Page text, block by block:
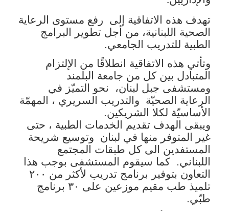
تهدف هذه الاتفاقية إلى رفع مستوى الرعاية
الصحية اللبنانية، من أجل تطوير البرامج
الطبية للتدريب الجامعي.
وتأتي هذه الاتفاقية انطلاقًا من الإلتزام
المتبادل بين كل من جامعة البلمند
ومستشفى جبل لبنان،
نحو التميّز في
الرعاية الصحيّة والتدريب السريري ، المهمّة
الأساسيّة لكلا الشريكين.
ويبقى الهدف تقديم الخدمات الطبية ، حتى
غير المتوفر منها في لبنان وتوسيع شريحة
المستفدين الى كل طبقات المجتمع
اللبناني. كما سيقوم المستشفى بوجب هذا
التعاون بتوفير برنامج تدريب لأكثر من ٢٠٠
تلميذ طب مقيم موزعين على ٣٠ برنامج
طبّي.